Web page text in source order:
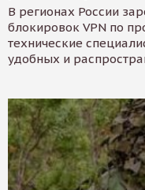
В регионах России
блокировок VPN по
технические
удобных и